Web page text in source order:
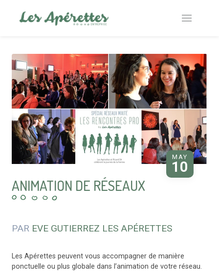
MAY
10
ANIMATION DE RÉSEAUX
PAR EVE GUTIERREZ LES APÉRETTES
Les Apérettes peuvent vous accompagner de manière
ponctuelle ou plus globale dans l’animation de votre réseau.